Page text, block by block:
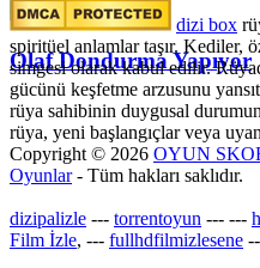
Olaf Dondurma Yapıyor
dizi box
spiritüel anlamlar taşır. Kediler,
simgesi olarak kabul edilir.
gücünü keşfetme arzusunu
rüya sahibinin duygusal
rüya, yeni başlangıçlar veya
Copyright © 2026 OYUN
Oyunlar- Tüm hakları saklıdır.
dizipalizle --- torrentoyun --- ---
Film İzle, --- fullhdfilmizlesene